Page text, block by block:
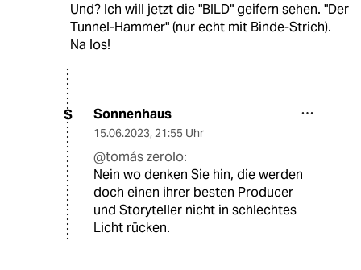
Und? Ich will jetzt die "BILD" geifern sehen. "Der
Tunnel-Hammer" (nur echt mit Binde-Strich).
Na los!
S Sonnenhaus
15.06.2023, 21:55 Uhr
@tomás zerolo:
Nein wo denken Sie hin, die werden
doch einen ihrer besten Producer
und Storyteller nicht in schlechtes
Licht rücken.